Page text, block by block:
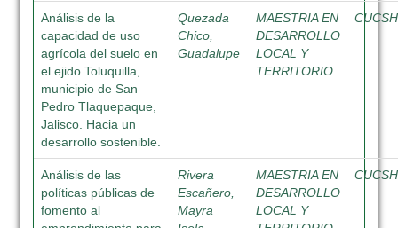
Análisis de la
capacidad de uso
agrícola del suelo en
el ejido Toluquilla,
municipio de San
Pedro Tlaquepaque,
Jalisco. Hacia un
desarrollo sostenible.
Quezada
Chico,
Guadalupe
MAESTRIA EN
DESARROLLO
LOCAL Y
TERRITORIO
CUCSH
Análisis de las
políticas públicas de
fomento al
Rivera
Escañero,
Mayra
MAESTRIA EN
DESARROLLO
LOCAL Y
CUCSH